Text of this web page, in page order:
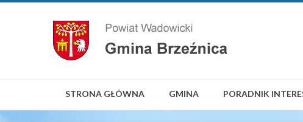
STRONA GŁÓWNA GMINA PORADNIK